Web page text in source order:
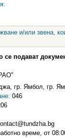
и/или звена,
се подават
гр. Ямбол, гр.
046
време, от